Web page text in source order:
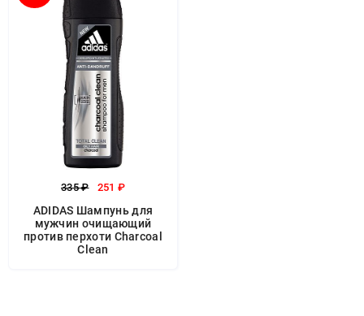
335 ₽ 251 ₽
ADIDAS Шампунь для
мужчин очищающий
против перхоти Charcoal
Clean